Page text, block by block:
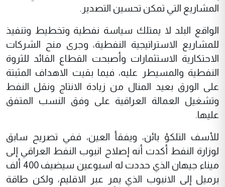
المشاريع التي تمكن تحسين التصدير.
الواقع البلد لا يمتلك سياسة نفطية وتخطيط وتنفيذ
للمشاريع الاستراتيجية النفطية، وجرى منح الشركات
الاحتكارية الاستثمارات وأصبحت القطاع القائد للثروة
النفطية والمسيطر عليه، فيما بقيت الاهداف المثبتة
على الورق بعيد المنال من زيادة الانتاج ونقل النفط
وتشغيل العمالة العراقية على وفق النسب المتفق
عليها.
للأسف التلكؤ بائن، ويفقأ العين، ففي تصريح سابق
لوزارة النفط أكدت أنه إصلاح انبوب النفط العراقي إلى
ميناء جيهان الذي حددت له اسبوعين سيضيف 400 ألف
برميل إلى الانبوب الذي يمر عبر الاقليم، ولكن طاقة